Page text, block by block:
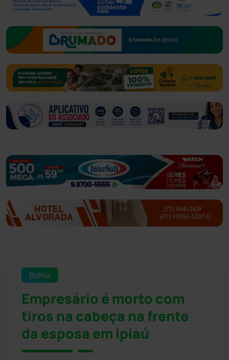
Bahia
Empresário é morto com
tiros na cabeça na frente
da esposa em Ipiaú